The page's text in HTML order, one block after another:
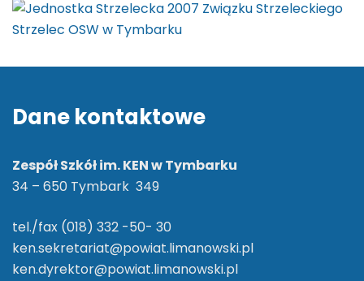
Dane kontaktowe
Zespół Szkół im. KEN w Tymbarku
34 – 650 Tymbark 349
tel./fax (018) 332 -50- 30
ken.sekretariat@powiat.limanowski.pl
ken.dyrektor@powiat.limanowski.pl